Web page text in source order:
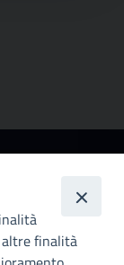
altre finalità